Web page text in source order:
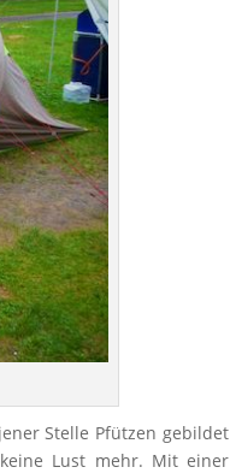
Stelle Pfützen gebildet
Lust mehr. Mit einer